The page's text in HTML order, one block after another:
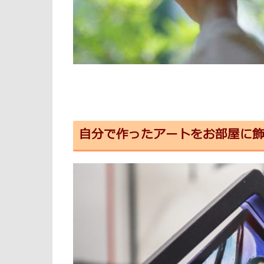
自分で作ったアートをお部屋に